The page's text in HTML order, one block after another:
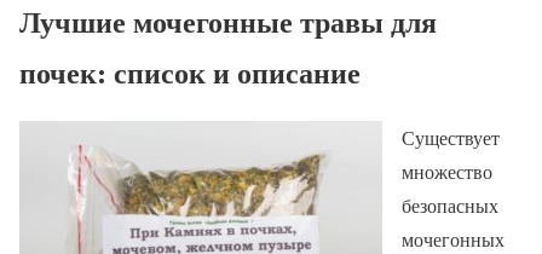
Лучшие мочегонные травы для
почек: список и описание
Существует
множество
безопасных
мочегонных